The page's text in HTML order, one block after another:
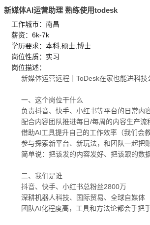
新媒体AI运营助理 熟练使用todesk
工作城市：南昌
薪资：6k-7k
学历要求：本科,硕士,博士
岗位性质：实习
岗位描述：
新媒体运营远程｜ToDesk在家也能进科技
一、这个岗位干什么
负责抖音、快手、小红书等平台的日常内
配合内容团队推进每日/每周的内容生产
借助AI工具提升自己的工作效率（我们会
参与探索新平台、新玩法，和团队一起把
简单说：把该发的内容发好、把该跟的数
二、我们是谁
抖音、快手、小红书总粉丝2800万
深耕机器人科技、国际贸易、全球自媒体
团队AI化程度高，工具和方法论都会手把